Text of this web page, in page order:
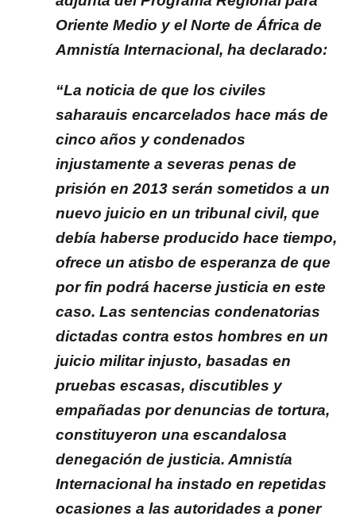
Oriente Medio y el Norte de África de
Amnistía Internacional, ha declarado:
“La noticia de que los civiles
saharauis encarcelados hace más de
cinco años y condenados
injustamente a severas penas de
prisión en 2013 serán sometidos a un
nuevo juicio en un tribunal civil, que
debía haberse producido hace tiempo,
ofrece un atisbo de esperanza de que
por fin podrá hacerse justicia en este
caso. Las sentencias condenatorias
dictadas contra estos hombres en un
juicio militar injusto, basadas en
pruebas escasas, discutibles y
empañadas por denuncias de tortura,
constituyeron una escandalosa
denegación de justicia. Amnistía
Internacional ha instado en repetidas
ocasiones a las autoridades a poner